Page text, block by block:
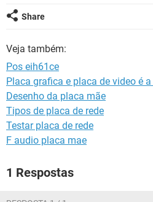
Share
Veja também:
Pos eih61ce
Placa grafica e placa de video é
Desenho da placa mãe
Tipos de placa de rede
Testar placa de rede
F audio placa mae
1 Respostas